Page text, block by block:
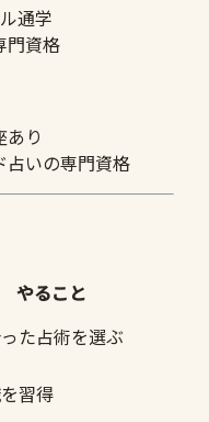
通学
門資格
り
占いの専門資格
やること
た占術を選ぶ
習得